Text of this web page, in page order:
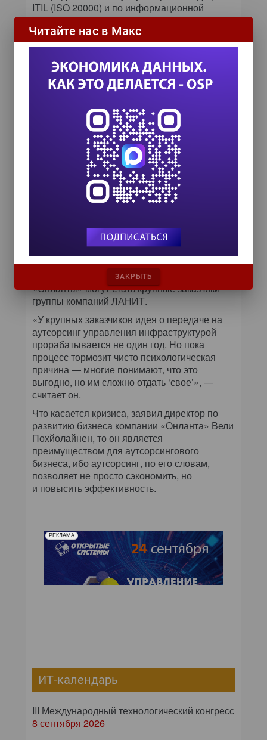
ITIL (ISO 20000) и по информационной
безопасности (ISO 27000).
В планах компании — партнерство
с мировыми и европейскими лидерами ИТ-
услуг, использование преимуществ
западного опыта в области ИТ-аутсорсинга
применительно к условиям российского
в стадии завершения переговоры
о партнерстве с европейскими
поставщиками ИТ-услуг. По словам Тарана,
необходимость эта связана с тем, что
отечественный рынок аутсорсинга отстает от
европейского.
«Если заказчик выдвинет специфические для
российского рынка требования, которые мы
компанию, которая эту услугу имеет
в промышленной эксплуатации», — пояснил
Таран.
Дуброво не исключает, что клиентами
«Онланты» могут стать крупные заказчики
группы компаний ЛАНИТ.
«У крупных заказчиков идея о передаче на
аутсорсинг управления инфраструктурой
прорабатывается не один год. Но пока
процесс тормозит чисто психологическая
причина — многие понимают, что это
выгодно, но им сложно отдать ‘свое’», —
считает он.
Что касается кризиса, заявил директор по
развитию бизнеса компании «Онланта» Вели
Похйолайнен, то он является
преимуществом для аутсорсингового
бизнеса, ибо аутсорсинг, по его словам,
позволяет не просто сэкономить, но
и повысить эффективность.
РЕКЛАМА
ИТ-календарь
III Международный технологический конгресс
8 сентября 2026
Читайте нас в Макс
ЗАКРЫТЬ